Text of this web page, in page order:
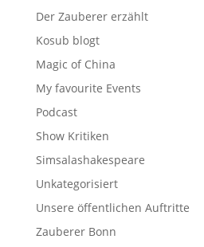
Der Zauberer erzählt
Kosub blogt
Magic of China
My favourite Events
Podcast
Show Kritiken
Simsalashakespeare
Unkategorisiert
Unsere öffentlichen Auftritte
Zauberer Bonn